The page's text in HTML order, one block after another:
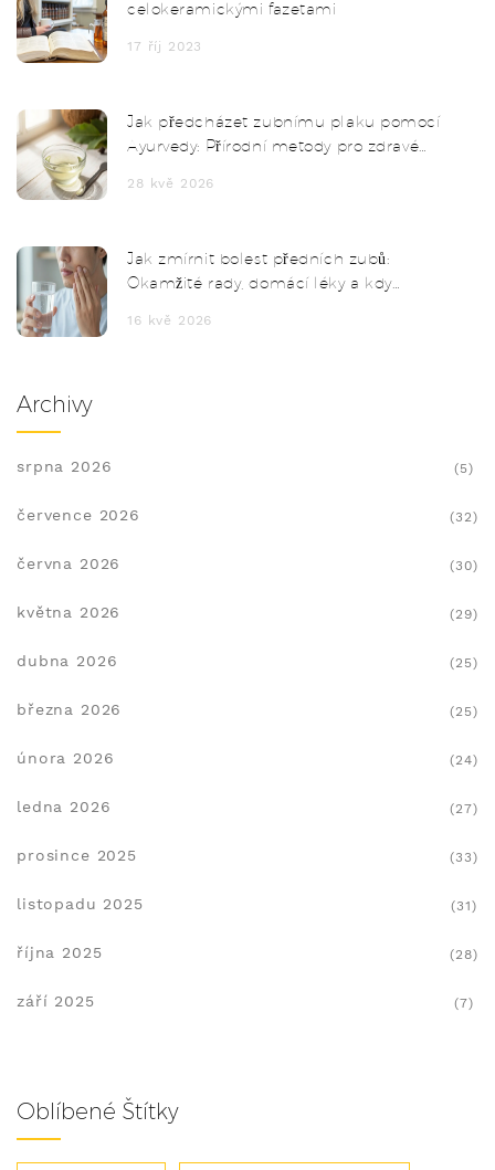
celokeramickými fazetami
17 říj 2023
Jak předcházet zubnímu plaku pomocí
Ayurvedy: Přírodní metody pro zdravé
28 kvě 2026
Jak zmírnit bolest předních zubů:
Okamžité rady, domácí léky a kdy
16 kvě 2026
Archivy
srpna 2026 (5)
července 2026 (32)
června 2026 (30)
května 2026 (29)
dubna 2026 (25)
března 2026 (25)
února 2026 (24)
ledna 2026 (27)
prosince 2025 (33)
listopadu 2025 (31)
října 2025 (28)
září 2025 (7)
Oblíbené Štítky